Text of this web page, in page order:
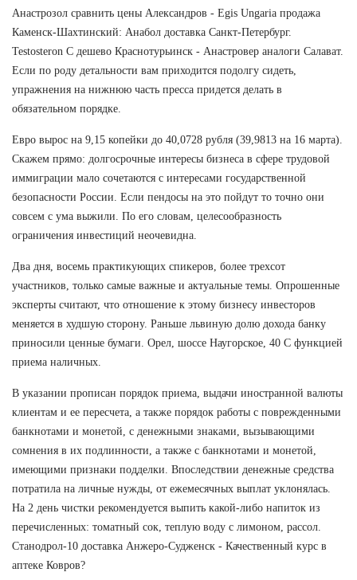
Анастрозол сравнить цены Александров - Egis Ungaria продажа
Каменск-Шахтинский: Анабол доставка Санкт-Петербург.
Testosteron C дешево Краснотурьинск - Анастровер аналоги Салават.
Если по роду детальности вам приходится подолгу сидеть,
упражнения на нижнюю часть пресса придется делать в
обязательном порядке.
Евро вырос на 9,15 копейки до 40,0728 рубля (39,9813 на 16 марта).
Скажем прямо: долгосрочные интересы бизнеса в сфере трудовой
иммиграции мало сочетаются с интересами государственной
безопасности России. Если пендосы на это пойдут то точно они
совсем с ума выжили. По его словам, целесообразность
ограничения инвестиций неочевидна.
Два дня, восемь практикующих спикеров, более трехсот
участников, только самые важные и актуальные темы. Опрошенные
эксперты считают, что отношение к этому бизнесу инвесторов
меняется в худшую сторону. Раньше львиную долю дохода банку
приносили ценные бумаги. Орел, шоссе Наугорское, 40 С функцией
приема наличных.
В указании прописан порядок приема, выдачи иностранной валюты
клиентам и ее пересчета, а также порядок работы с поврежденными
банкнотами и монетой, с денежными знаками, вызывающими
сомнения в их подлинности, а также с банкнотами и монетой,
имеющими признаки подделки. Впоследствии денежные средства
потратила на личные нужды, от ежемесячных выплат уклонялась.
На 2 день чистки рекомендуется выпить какой-либо напиток из
перечисленных: томатный сок, теплую воду с лимоном, рассол.
Станодрол-10 доставка Анжеро-Судженск - Качественный курс в
аптеке Ковров?